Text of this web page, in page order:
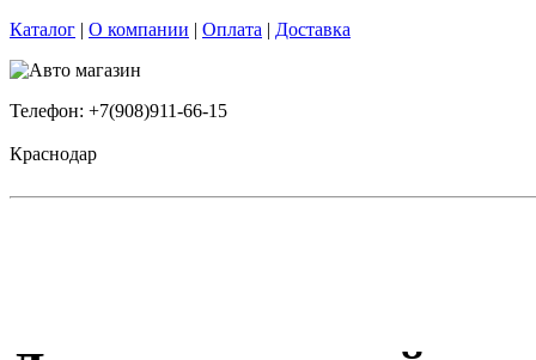
Каталог | О компании | Оплата | Доставка
Телефон: +7(908)911-66-15
Краснодар